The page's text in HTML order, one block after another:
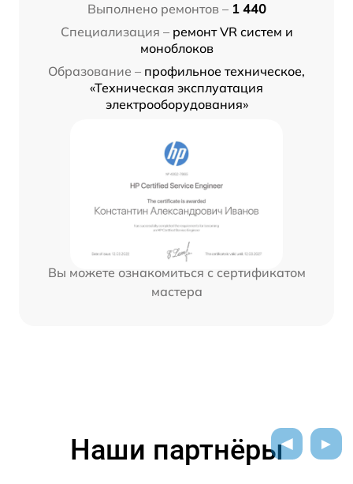
Выполнено ремонтов – 1 440
Специализация – ремонт VR систем и
моноблоков
Образование – профильное техническое,
«Техническая эксплуатация
электрооборудования»
Вы можете ознакомиться с сертификатом
мастера
Наши партнёры